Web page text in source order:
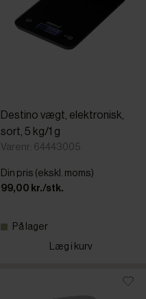
Paderno
Santos
Waring
Destino vægt, elektronisk,
sort, 5 kg/1 g
Varenr: 64443005
Din pris (ekskl. moms)
99,00 kr./stk.
På lager
Læg i kurv